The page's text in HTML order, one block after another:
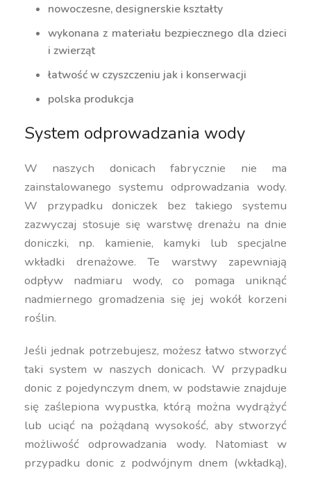
nowoczesne, designerskie kształty
wykonana z materiału bezpiecznego dla dzieci
i zwierząt
łatwość w czyszczeniu jak i konserwacji
polska produkcja
System odprowadzania wody
W naszych donicach fabrycznie nie ma
zainstalowanego systemu odprowadzania wody.
W przypadku doniczek bez takiego systemu
zazwyczaj stosuje się warstwę drenażu na dnie
doniczki, np. kamienie, kamyki lub specjalne
wkładki drenażowe. Te warstwy zapewniają
odpływ nadmiaru wody, co pomaga uniknąć
nadmiernego gromadzenia się jej wokół korzeni
roślin.
Jeśli jednak potrzebujesz, możesz łatwo stworzyć
taki system w naszych donicach. W przypadku
donic z pojedynczym dnem, w podstawie znajduje
się zaślepiona wypustka, którą można wydrążyć
lub uciąć na pożądaną wysokość, aby stworzyć
możliwość odprowadzania wody. Natomiast w
przypadku donic z podwójnym dnem (wkładką),